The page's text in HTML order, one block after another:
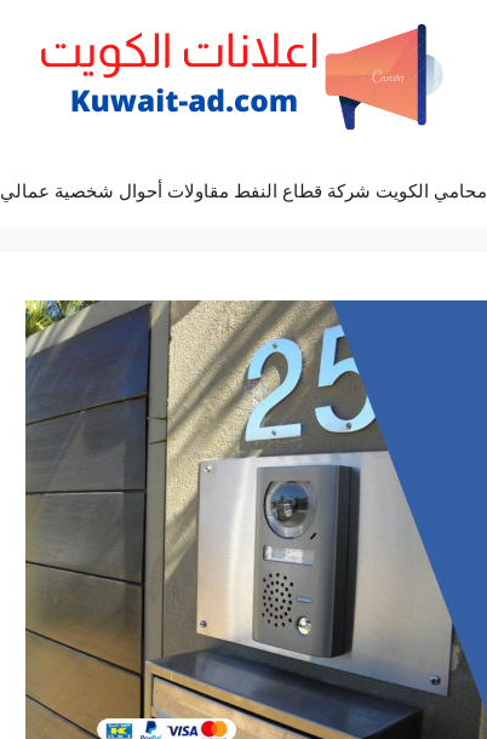
محامي الكويت شركة قطاع النفط مقاولات أحوال شخصية عمالي